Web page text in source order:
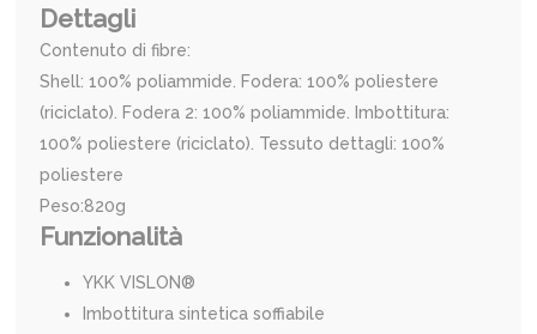
Dettagli
Contenuto di fibre:
Shell: 100% poliammide. Fodera: 100% poliestere
(riciclato). Fodera 2: 100% poliammide. Imbottitura:
100% poliestere (riciclato). Tessuto dettagli: 100%
poliestere
Peso:820g
Funzionalità
YKK VISLON®
Imbottitura sintetica soffiabile